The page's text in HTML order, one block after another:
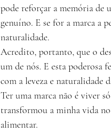
pode reforçar a memória de
genuíno. E se for a marca a
naturalidade.
Acredito, portanto, que o
um de nós. E esta poderosa
com a leveza e naturalidade
Ter uma marca não é viver
transformou a minha vida
alimentar.